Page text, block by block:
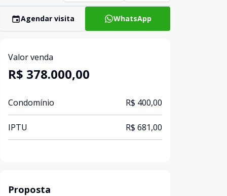
Agendar visita WhatsApp
Valor venda
R$ 378.000,00
Condomínio R$ 400,00
IPTU R$ 681,00
Proposta